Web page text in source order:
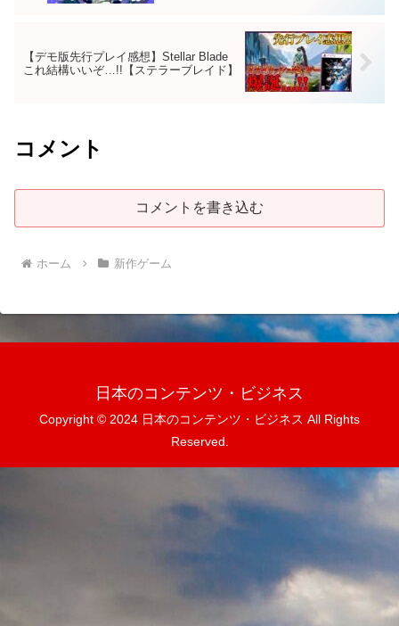
【デモ版先行プレイ感想】Stellar Blade
これ結構いいぞ…!!【ステラーブレイド】
コメント
コメントを書き込む
ホーム 新作ゲーム
日本のコンテンツ・ビジネス
Copyright © 2024 日本のコンテンツ・ビジネス All Rights
Reserved.